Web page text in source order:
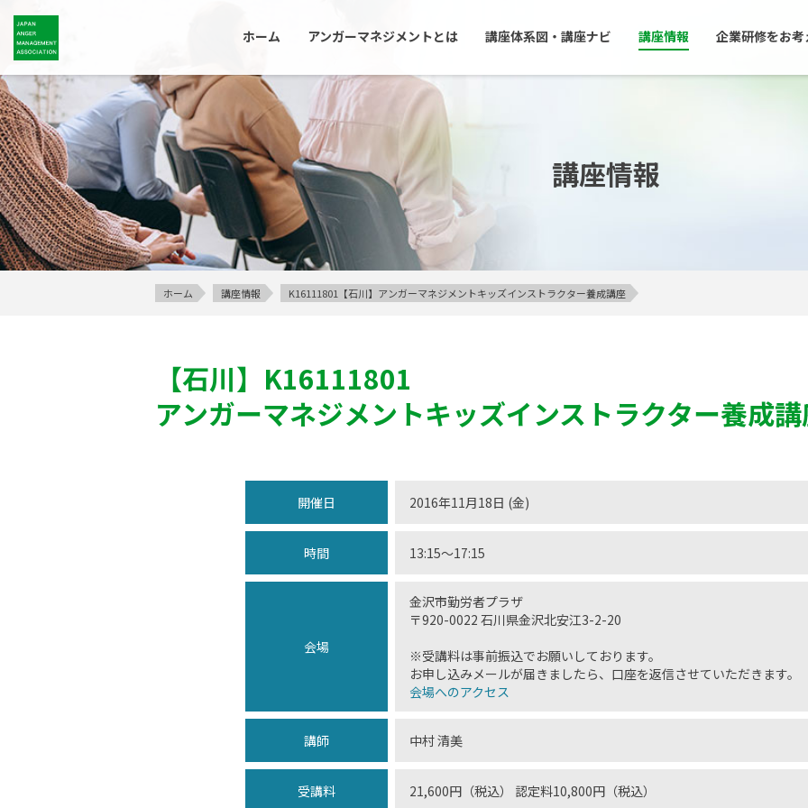
ホーム アンガーマネジメントとは 講座体系図・講座ナビ 講座情報 企業研修をお
講座情報
ホーム 講座情報 K16111801【石川】アンガーマネジメントキッズインストラクター養成講座
【石川】 K16111801
アンガーマネジメントキッズインストラクター養成
開催日 2016年11月18日 (金)
時間 13:15〜17:15
会場
金沢市勤労者プラザ
〒920-0022 石川県金沢北安江3-2-20
※受講料は事前振込でお願いしております。
お申し込みメールが届きましたら、口座を返信させていただきます。
会場へのアクセス
講師 中村 清美
受講料 21,600円（税込） 認定料10,800円（税込）